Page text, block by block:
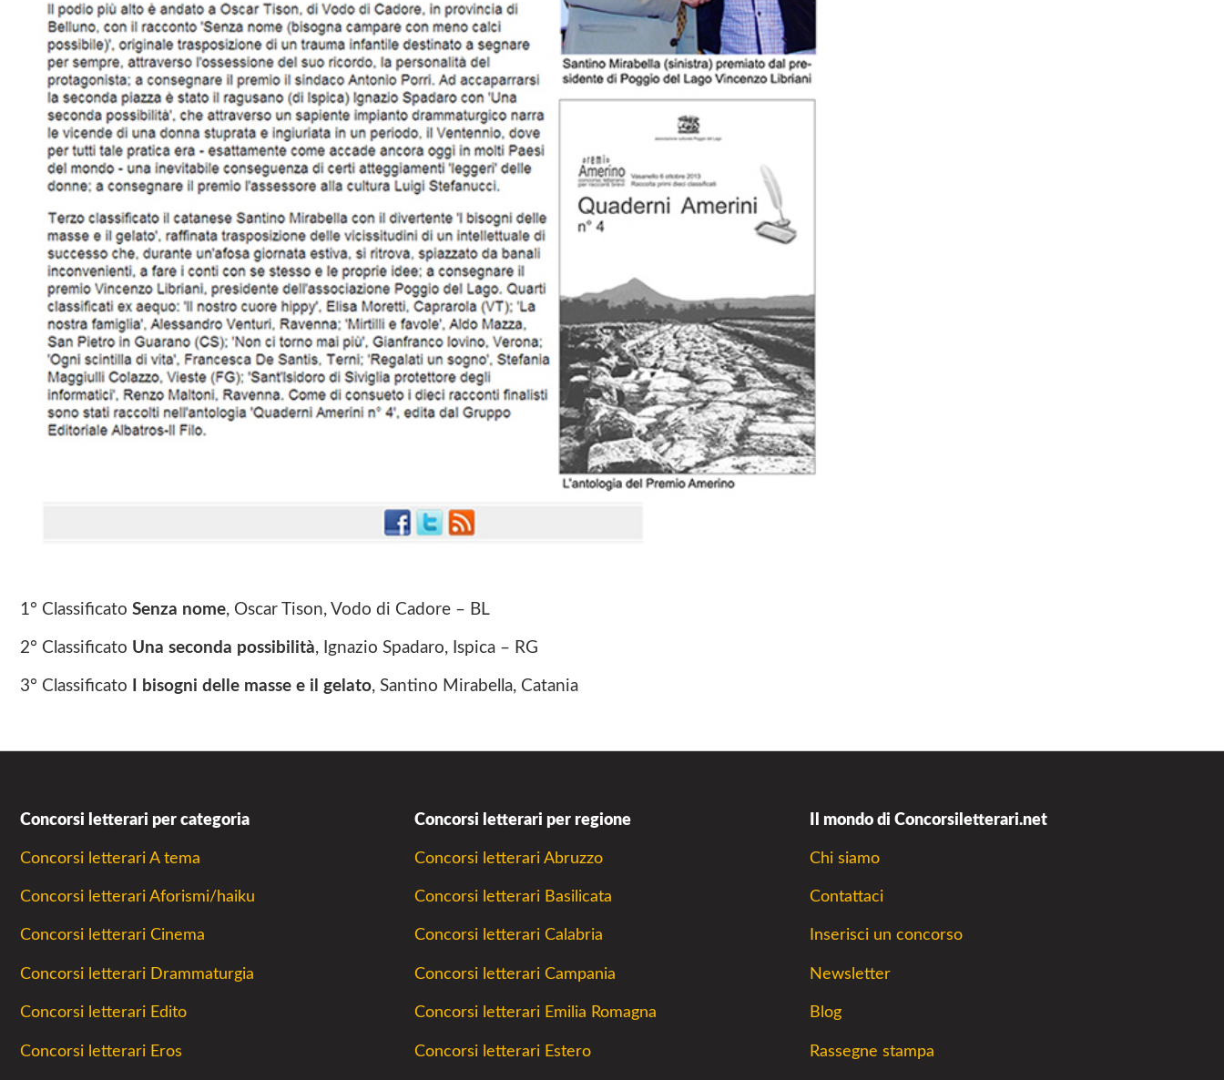
1° Classificato Senza nome, Oscar Tison, Vodo di Cadore – BL
2° Classificato Una seconda possibilità, Ignazio Spadaro, Ispica – RG
3° Classificato I bisogni delle masse e il gelato, Santino Mirabella, Catania
Concorsi letterari per categoria
Concorsi letterari A tema
Concorsi letterari Aforismi/haiku
Concorsi letterari Cinema
Concorsi letterari Drammaturgia
Concorsi letterari Edito
Concorsi letterari Eros
Concorsi letterari per regione
Concorsi letterari Abruzzo
Concorsi letterari Basilicata
Concorsi letterari Calabria
Concorsi letterari Campania
Concorsi letterari Emilia Romagna
Concorsi letterari Estero
Il mondo di Concorsiletterari.net
Chi siamo
Contattaci
Inserisci un concorso
Newsletter
Blog
Rassegne stampa